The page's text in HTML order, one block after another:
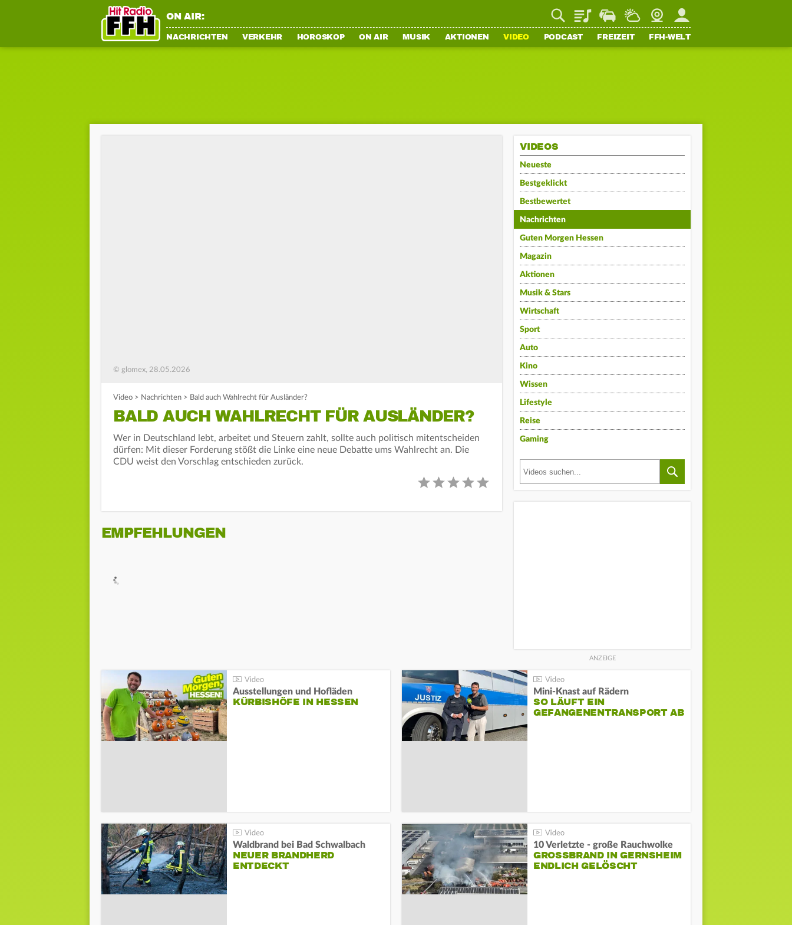
ON AIR: PlaylistStaupilotWetterWebcamMein FFH
NACHRICHTEN VERKEHR HOROSKOP ON AIR MUSIK AKTIONEN VIDEO PODCAST FREIZEIT FFH-WELT
© glomex, 28.05.2026
Video > Nachrichten > Bald auch Wahlrecht für Ausländer?
BALD AUCH WAHLRECHT FÜR AUSLÄNDER?
Wer in Deutschland lebt, arbeitet und Steuern zahlt, sollte auch politisch mitentscheiden
dürfen: Mit dieser Forderung stößt die Linke eine neue Debatte ums Wahlrecht an. Die
CDU weist den Vorschlag entschieden zurück.
EMPFEHLUNGEN
VIDEOS
Neueste
Bestgeklickt
Bestbewertet
Nachrichten
Guten Morgen Hessen
Magazin
Aktionen
Musik & Stars
Wirtschaft
Sport
Auto
Kino
Wissen
Lifestyle
Reise
Gaming
Ausstellungen und Hofläden
KÜRBISHÖFE IN HESSEN
Mini-Knast auf Rädern
SO LÄUFT EIN
GEFANGENENTRANSPORT AB
Waldbrand bei Bad Schwalbach
NEUER BRANDHERD
ENTDECKT
10 Verletzte - große Rauchwolke
GROSSBRAND IN GERNSHEIM E
NDLICH GELÖSCHT